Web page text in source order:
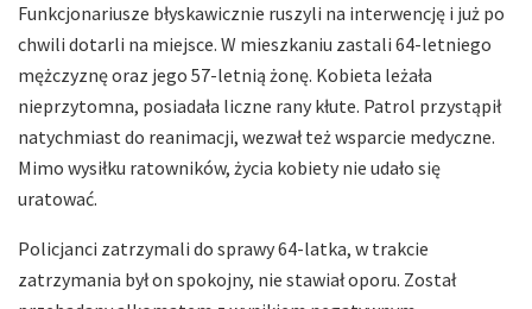
Funkcjonariusze błyskawicznie ruszyli na interwencję i już po
chwili dotarli na miejsce. W mieszkaniu zastali 64-letniego
mężczyznę oraz jego 57-letnią żonę. Kobieta leżała
nieprzytomna, posiadała liczne rany kłute. Patrol przystąpił
natychmiast do reanimacji, wezwał też wsparcie medyczne.
Mimo wysiłku ratowników, życia kobiety nie udało się
uratować.
Policjanci zatrzymali do sprawy 64-latka, w trakcie
zatrzymania był on spokojny, nie stawiał oporu. Został